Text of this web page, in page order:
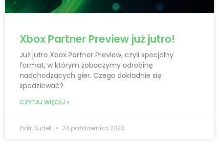
Xbox Partner Preview już jutro!
Już jutro Xbox Partner Preview, czyli specjalny
format, w którym zobaczymy odrobinę
nadchodzących gier. Czego dokładnie się
spodziewać?
CZYTAJ WIĘCEJ »
Piotr Dudek 24 października 2023